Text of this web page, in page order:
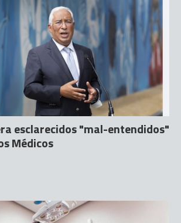
esclarecidos "mal-entendidos"
Médicos